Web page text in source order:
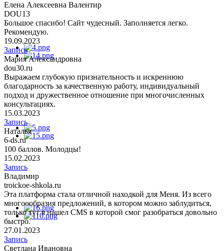
Елена Алексеевна Валентир
DOU13
Большое спасибо! Сайт чудесный. Заполняется легко.
Рекомендую.
19.09.2023
Запись
Мария Александровна
dou30.ru
Выражаем глубокую признательность и искреннюю
благодарность за качественную работу, индивидуальный
подход и дружественное отношение при многочисленных
консультациях.
15.03.2023
Запись
Наталья
6-ds.ru
100 баллов. Молодцы!
15.02.2023
Запись
Владимир
troickoe-shkola.ru
Эта платформа стала отличной находкой для Меня. Из всего
многоообразия предложений, в котором можно заблудиться,
только тут я нашел CMS в которой смог разобраться довольно
быстро.
27.01.2023
Запись
Светлана Ивановна